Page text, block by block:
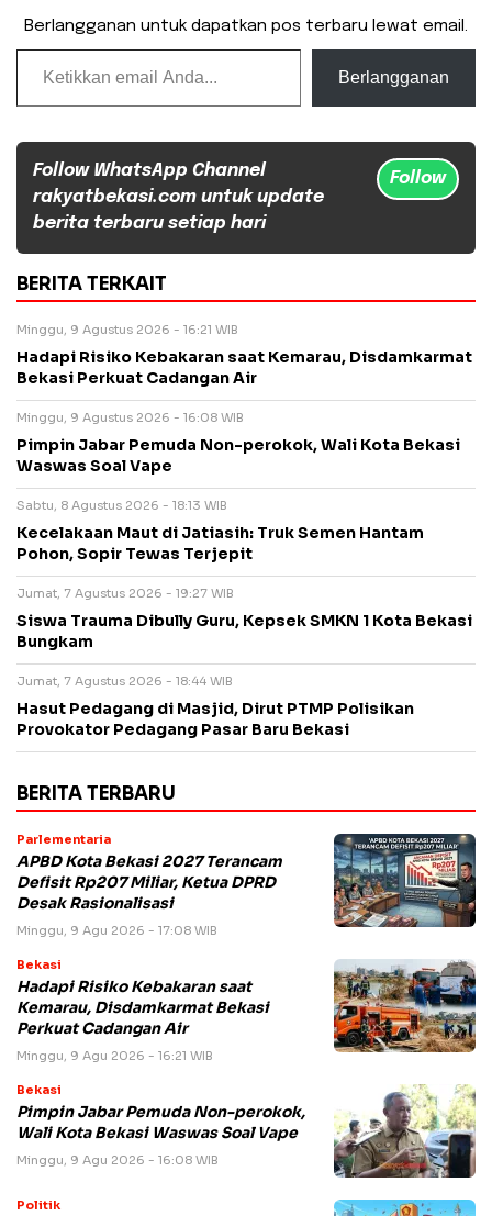
Berlangganan untuk dapatkan pos terbaru lewat email.
Ketikkan email Anda...
Berlangganan
Follow WhatsApp Channel
rakyatbekasi.com untuk update
berita terbaru setiap hari
Follow
BERITA TERKAIT
Minggu, 9 Agustus 2026 - 16:21 WIB
Hadapi Risiko Kebakaran saat Kemarau, Disdamkarmat
Bekasi Perkuat Cadangan Air
Minggu, 9 Agustus 2026 - 16:08 WIB
Pimpin Jabar Pemuda Non-perokok, Wali Kota Bekasi
Waswas Soal Vape
Sabtu, 8 Agustus 2026 - 18:13 WIB
Kecelakaan Maut di Jatiasih: Truk Semen Hantam
Pohon, Sopir Tewas Terjepit
Jumat, 7 Agustus 2026 - 19:27 WIB
Siswa Trauma Dibully Guru, Kepsek SMKN 1 Kota Bekasi
Bungkam
Jumat, 7 Agustus 2026 - 18:44 WIB
Hasut Pedagang di Masjid, Dirut PTMP Polisikan
Provokator Pedagang Pasar Baru Bekasi
BERITA TERBARU
Parlementaria
APBD Kota Bekasi 2027 Terancam
Defisit Rp207 Miliar, Ketua DPRD
Desak Rasionalisasi
Minggu, 9 Agu 2026 - 17:08 WIB
Bekasi
Hadapi Risiko Kebakaran saat
Kemarau, Disdamkarmat Bekasi
Perkuat Cadangan Air
Minggu, 9 Agu 2026 - 16:21 WIB
Bekasi
Pimpin Jabar Pemuda Non-perokok,
Wali Kota Bekasi Waswas Soal Vape
Minggu, 9 Agu 2026 - 16:08 WIB
Politik